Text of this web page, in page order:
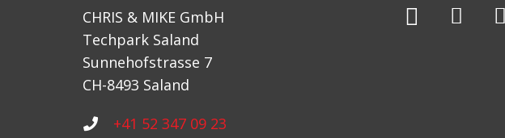
CHRIS & MIKE GmbH
Techpark Saland
Sunnehofstrasse 7
CH-8493 Saland
+41 52 347 09 23